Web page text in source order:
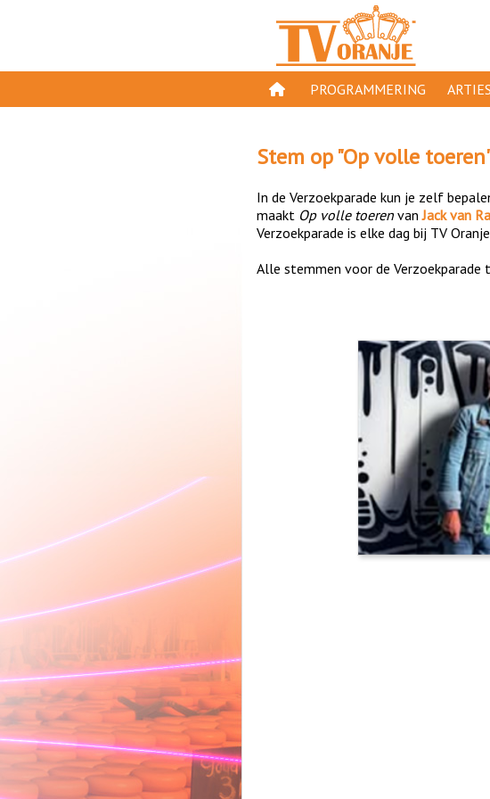
PROGRAMMERING
GESPEELD OP TV ORANJE
ORANJE KROON
TV ORANJE TOP 1000
11 VAN ORANJE
Stem op "Op volle toeren
In de Verzoekparade kun je zelf
maakt Op volle toeren vanJack van
Verzoekparade is elke dag bij TV
Alle stemmen voor de